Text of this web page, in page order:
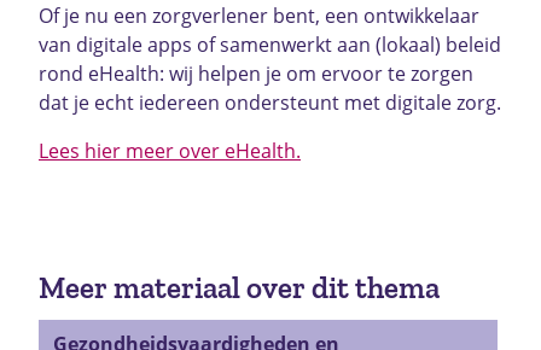
Of je nu een zorgverlener bent, een ontwikkelaar
van digitale apps of samenwerkt aan (lokaal) beleid
rond eHealth: wij helpen je om ervoor te zorgen
dat je echt iedereen ondersteunt met digitale zorg.
Lees hier meer over eHealth.
Meer materiaal over dit thema
Gezondheidsvaardigheden en